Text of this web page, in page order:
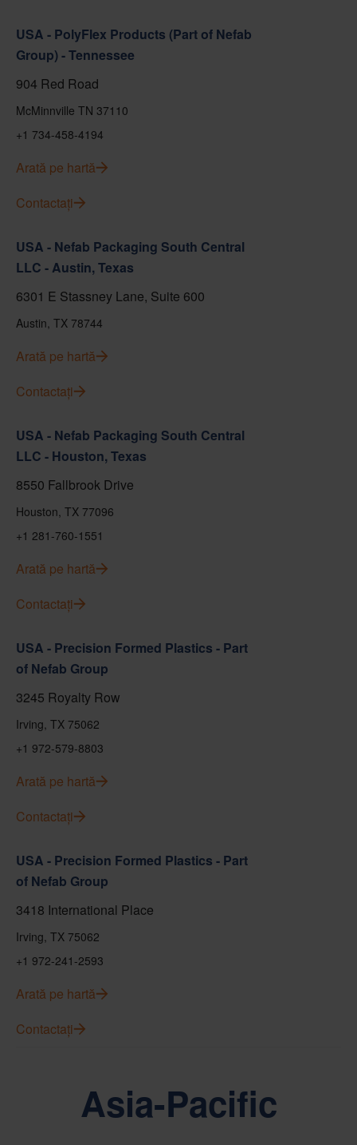
USA - PolyFlex Products (Part of Nefab
Group) - Tennessee
904 Red Road
McMinnville TN 37110
+1 734-458-4194
Arată pe hartă
Contactați
USA - Nefab Packaging South Central
LLC - Austin, Texas
6301 E Stassney Lane, Suite 600
Austin, TX 78744
Arată pe hartă
Contactați
USA - Nefab Packaging South Central
LLC - Houston, Texas
8550 Fallbrook Drive
Houston, TX 77096
+1 281-760-1551
Arată pe hartă
Contactați
USA - Precision Formed Plastics - Part
of Nefab Group
3245 Royalty Row
Irving, TX 75062
+1 972-579-8803
Arată pe hartă
Contactați
USA - Precision Formed Plastics - Part
of Nefab Group
3418 International Place
Irving, TX 75062
+1 972-241-2593
Arată pe hartă
Contactați
Asia-Pacific